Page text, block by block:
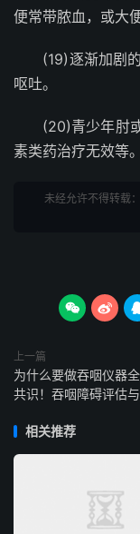
便常带脓血，或大
(19)逐渐加剧的
呕吐。
(20)青少年肘或
素类药治疗无效等。
未经允许不得转载：
 
上一篇
为什么要做吞咽仪器
共识！吞咽障碍评估
相关推荐